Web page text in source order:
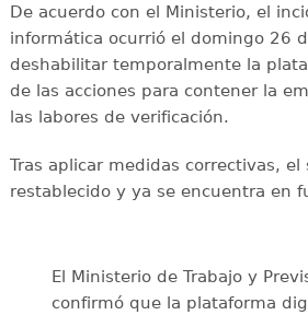
De acuerdo con el Ministerio, el
informática ocurrió el domingo 26
deshabilitar temporalmente la
de las acciones para contener la
las labores de verificación.
Tras aplicar medidas correctivas, el
restablecido y ya se encuentra en
El Ministerio de Trabajo y
confirmó que la plataforma